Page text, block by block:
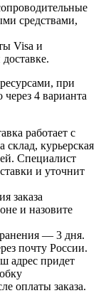
средствами,
Visa и
при
4 варианта
работает с
склад, курьерская
Специалист
и уточнит
заказа
и назовите
— 3 дня.
почту России.
адрес придет
оплаты заказа.